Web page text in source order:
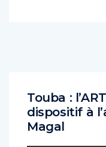
Touba :
dispositif à
Magal